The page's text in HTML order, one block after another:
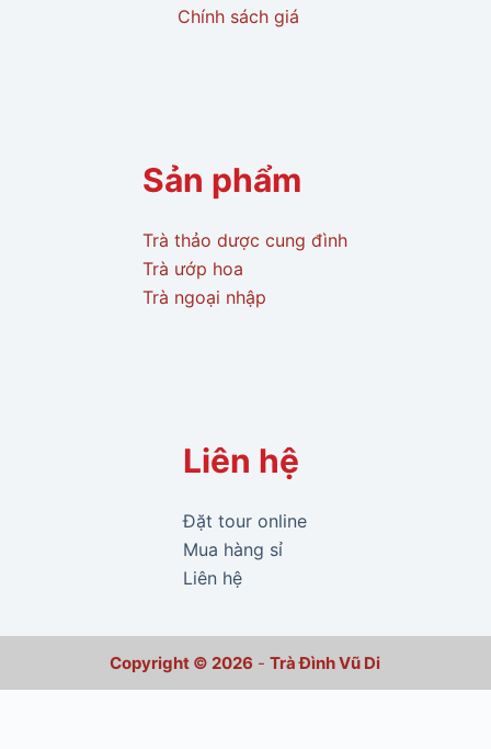
Chính sách giá
Sản phẩm
Trà thảo dược cung đình
Trà ướp hoa
Trà ngoại nhập
Liên hệ
Đặt tour online
Mua hàng sỉ
Liên hệ
Copyright © 2026 -Trà Đình Vũ Di